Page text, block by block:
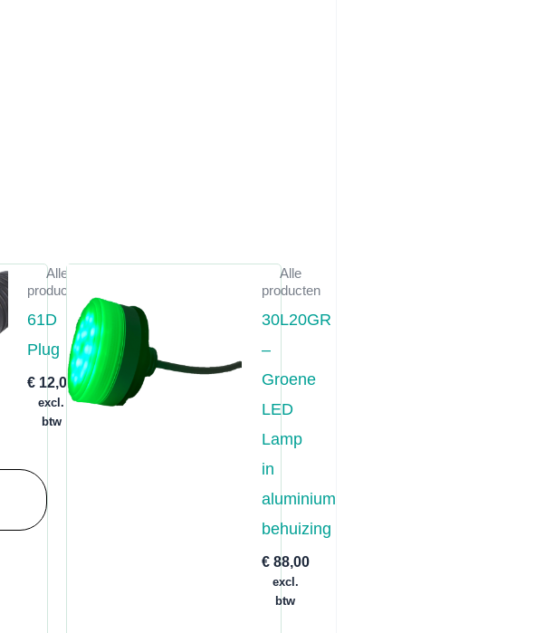
Alle
producten
61D
Plug
€ 12,00
excl.
btw
Alle
producten
30L20GR
–
Groene
LED
Lamp
in
aluminium
behuizing
€88,00
excl.
btw